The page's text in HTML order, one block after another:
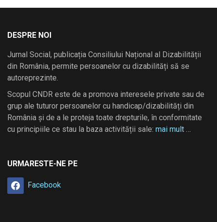
DESPRE NOI
Jurnal Social, publicația Consiliului Național al Dizabilității
din România, permite persoanelor cu dizabilități să se
autoreprezinte.
Scopul CNDR este de a promova interesele private sau de
grup ale tuturor persoanelor cu handicap/dizabilități din
România și de a le proteja toate drepturile, în conformitate
cu principiile ce stau la baza activității sale: mai mult …
URMARESTE-NE PE
Facebook